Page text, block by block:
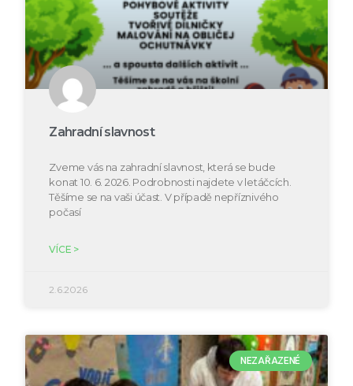
Zahradní slavnost
Zveme vás na zahradní slavnost, která se bude
konat 10. 6. 2026. Podrobnosti najdete v letáčcích.
Těšíme se na vaši účast. V případě nepříznivého
počasí
VÍCE >
2.6.2026
NEZAŘAZENÉ